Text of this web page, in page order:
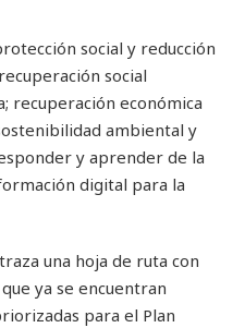
social y reducción
social
recuperación económica
ambiental y
y aprender de la
digital para la
una hoja de ruta con
ya se encuentran
para el Plan